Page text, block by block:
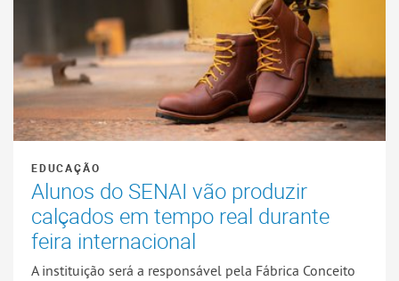
EDUCAÇÃO
Alunos do SENAI vão produzir
calçados em tempo real durante
feira internacional
A instituição será a responsável pela Fábrica Conceito